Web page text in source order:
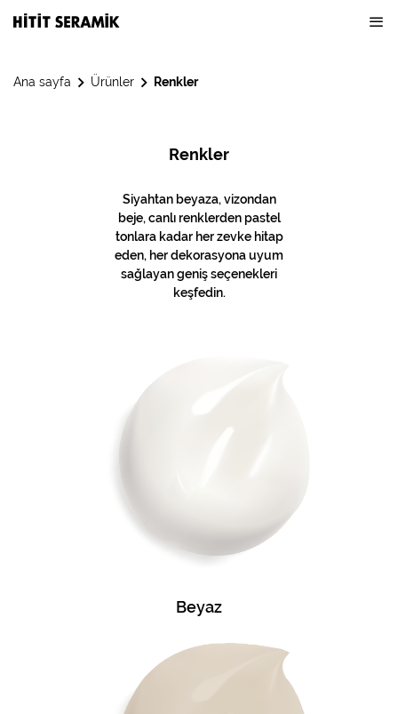
Ana sayfa Ürünler Renkler
Renkler
Siyahtan beyaza, vizondan
beje, canlı renklerden pastel
tonlara kadar her zevke hitap
eden, her dekorasyona uyum
sağlayan geniş seçenekleri
keşfedin.
Beyaz